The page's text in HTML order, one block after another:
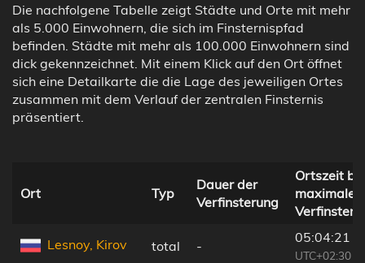
Die nachfolgene Tabelle zeigt Städte und Orte mit mehr
als 5.000 Einwohnern, die sich im Finsternispfad
befinden. Städte mit mehr als 100.000 Einwohnern sind
dick gekennzeichnet. Mit einem Klick auf den Ort öffnet
sich eine Detailkarte die die Lage des jeweiligen Ortes
zusammen mit dem Verlauf der zentralen Finsternis
präsentiert.
Ort Typ
Dauer der
Verfinsterung
Ortszeit bei
maximaler
Lesnoy, Kirov total -
05:04:21
UTC+02:30